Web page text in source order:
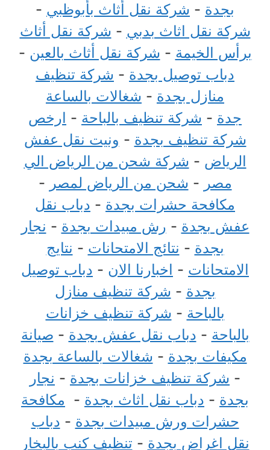
بجدة - شركة نقل أثاث بأبوظبي -
شركة نقل اثاث بدبي - شركة نقل أثاث
برأس الخيمة - شركة نقل أثاث بالعين -
دباب توصيل بجدة - شركة تنظيف
منازل بجدة - شغالات بالساعة
جدة - شركة تنظيف بالباحة - ارخص
شركة تنظيف بجدة - ونيت نقل عفش
الرياض - شركة شحن من الرياض الي
مصر - شحن من الرياض لمصر -
مكافحة حشرات بجدة - دباب نقل
عفش بجدة - رش مبيدات بجدة - نجار
بجدة - نتائج الامتحانات - نتايج
الامتحانات - اخبارنا الان - دباب توصيل
بجدة - شركة تنظيف منازل
بالباحة - شركة تنظيف خزانات
بالباحة - دباب نقل عفش بجدة - صيانة
مكيفات بجدة - شغالات بالساعة بجدة
- شركة تنظيف خزانات بجدة - نجار
بجدة - دباب نقل اثاث بجدة - مكافحة
حشرات ورش مبيدات بجدة - دباب
نقل اغراض بجدة - تنظيف كنب بالبخار